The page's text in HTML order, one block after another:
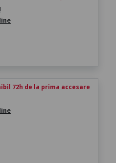
72h de la prima accesare